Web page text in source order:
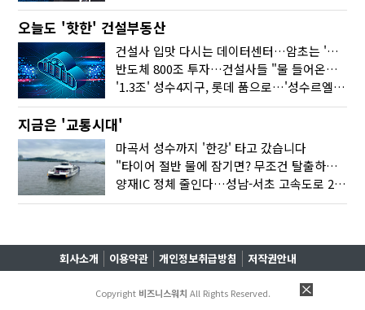
오늘도 '핫한' 건설부동산
건설사 입맛 다시는 데이터센터…암초는 '주민 반대'
반도체 800조 투자…건설사들 "물 들어온다!"
'1.3조' 성수4지구, 롯데 품으로…'성수르엘 S70' 거듭
지금은 '교통시대'
마곡서 성수까지 '한강' 타고 갔습니다
"타이어 절반 물에 잠기면? 무조건 탈출하세요"
양재IC 정체 줄인다…성남-서초 고속도로 2029년 착공
회사소개 이용약관 개인정보취급방침 저작권안내
Copyright 비즈니스워치 All Rights Reserved.